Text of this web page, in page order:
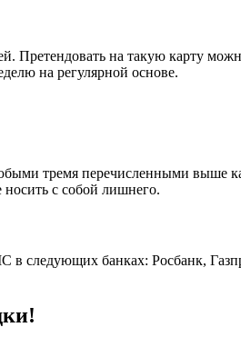
Претендовать на такую карту
на регулярной основе.
тремя перечисленными выше
с собой лишнего.
в следующих банках: Росбанк,